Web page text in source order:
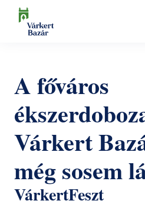
Ugrás
Kulturális események
Kiállítások
Múzeumpedagógia
Látogatóknak
Aktualitások
Rólunk
Helyszínek
Ajándékbolt
Kapcsolat
Elérhetőség
Megközelítés
Nyitvatartás
Jegyvásárlás
Online jegyek
Ajándékutalvány
A főváros
Várkert
még sosem
VárkertFeszt